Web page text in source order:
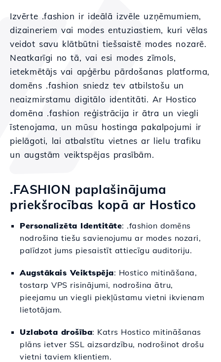
Izvērte .fashion ir ideālā izvēle uzņēmumiem,
dizaineriem vai modes entuziastiem, kuri vēlas
veidot savu klātbūtni tiešsaistē modes nozarē.
Neatkarīgi no tā, vai esi modes zīmols,
ietekmētājs vai apģērbu pārdošanas platforma,
domēns .fashion sniedz tev atbilstošu un
neaizmirstamu digitālo identitāti. Ar Hostico
domēna .fashion reģistrācija ir ātra un viegli
īstenojama, un mūsu hostinga pakalpojumi ir
pielāgoti, lai atbalstītu vietnes ar lielu trafiku
un augstām veiktspējas prasībām.
.FASHION paplašinājuma
priekšrocības kopā ar Hostico
Personalizēta Identitāte: .fashion domēns
nodrošina tiešu savienojumu ar modes nozari,
palīdzot jums piesaistīt attiecīgu auditoriju.
Augstākais Veiktspēja: Hostico mitināšana,
tostarp VPS risinājumi, nodrošina ātru,
pieejamu un viegli piekļūstamu vietni ikvienam
lietotājam.
Uzlabota drošība: Katrs Hostico mitināšanas
plāns ietver SSL aizsardzību, nodrošinot drošu
vietni taviem klientiem.